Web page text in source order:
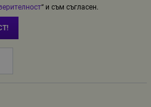
“ и съм съгласен.